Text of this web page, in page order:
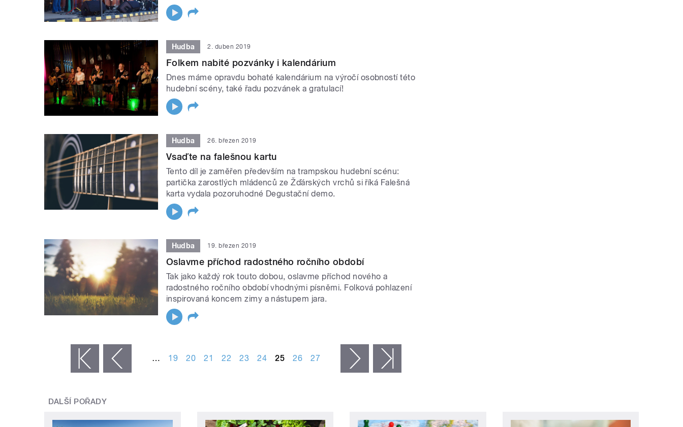
Hudba 2. duben 2019
Folkem nabité pozvánky i kalendárium
Dnes máme opravdu bohaté kalendárium na výročí osobností této
hudební scény, také řadu pozvánek a gratulací!
Hudba 26. březen 2019
Vsaďte na falešnou kartu
Tento díl je zaměřen především na trampskou hudební scénu:
partička zarostlých mládenců ze Žďárských vrchů si říká Falešná
karta vydala pozoruhodné Degustační demo.
Hudba 19. březen 2019
Oslavme příchod radostného ročního období
Tak jako každý rok touto dobou, oslavme příchod nového a
radostného ročního období vhodnými písněmi. Folková pohlazení
inspirovaná koncem zimy a nástupem jara.
‹ předchozí … 19 20 21 22 23 24 25 26 27 následující ›
DALŠÍ POŘADY